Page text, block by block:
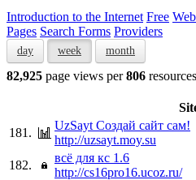
Introduction to the Internet Free
Pages Search Forms Providers
day week month
82,925 page views per806
181.
UzSayt Создай сайт сам!
http://uzsayt.moy.su
182.
всё для кс 1.6
http://cs16pro16.ucoz.ru/